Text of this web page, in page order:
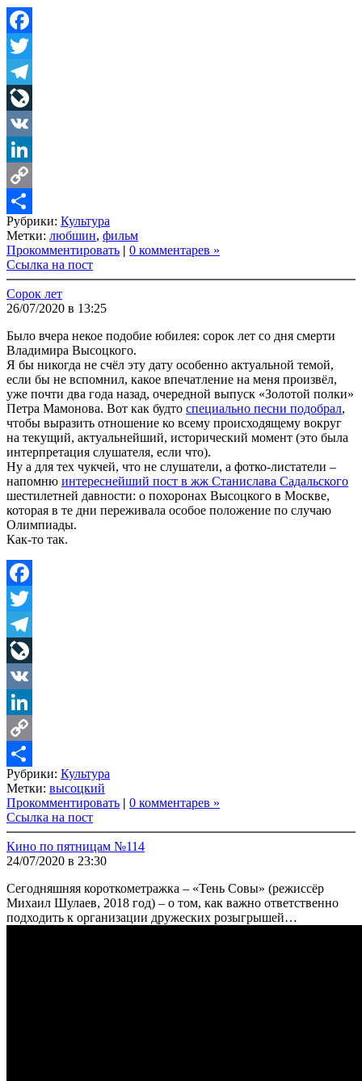
Facebook
Twitter
Telegram
LiveJournal
VK
LinkedIn
Copy
Link
Share
Рубрики: Культура
Метки: любшин, фильм
Прокомментировать | 0 комментарев »
Ссылка на пост
Сорок лет
26/07/2020 в 13:25
Было вчера некое подобие юбилея: сорок лет со дня смерти
Владимира Высоцкого.
Я бы никогда не счёл эту дату особенно актуальной темой,
если бы не вспомнил, какое впечатление на меня произвёл,
уже почти два года назад, очередной выпуск «Золотой полки»
Петра Мамонова. Вот как будто специально песни подобрал,
чтобы выразить отношение ко всему происходящему вокруг
на текущий, актуальнейший, исторический момент (это была
интерпретация слушателя, если что).
Ну а для тех чукчей, что не слушатели, а фотко-листатели –
напомню интереснейший пост в жж Станислава Садальского
шестилетней давности: о похоронах Высоцкого в Москве,
которая в те дни переживала особое положение по случаю
Олимпиады.
Как-то так.
Facebook
Twitter
Telegram
LiveJournal
VK
LinkedIn
Copy
Link
Share
Рубрики: Культура
Метки: высоцкий
Прокомментировать | 0 комментарев »
Ссылка на пост
Кино по пятницам №114
24/07/2020 в 23:30
Сегодняшняя короткометражка – «Тень Совы» (режиссёр
Михаил Шулаев, 2018 год) – о том, как важно ответственно
подходить к организации дружеских розыгрышей…